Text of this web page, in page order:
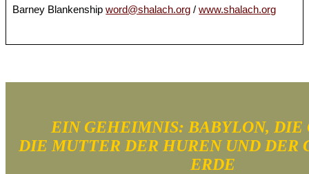
Barney Blankenshipword@shalach.org /www.shalach.org
EIN GEHEIMNIS: BABYLON, DIE
DIE MUTTER DER HUREN UND DER
ERDE